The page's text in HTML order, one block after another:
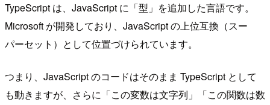
TypeScript は、JavaScript に「型」を追加した言語です。
Microsoft が開発しており、JavaScript の上位互換（スー
パーセット）として位置づけられています。
つまり、JavaScript のコードはそのまま TypeScript として
も動きますが、さらに「この変数は文字列」「この関数は数